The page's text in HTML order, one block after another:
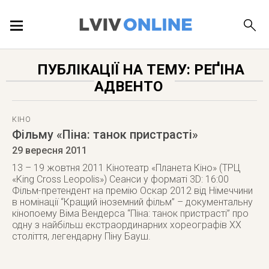
ПУБЛІКАЦІЇ
ДОВІДКА
ПУБЛІКАЦІЇ НА ТЕМУ: РЕҐІНА
АДВЕНТО
КІНО
Фільму «Піна: танок пристрасті»
29 вересня 2011
13 – 19 жовтня 2011 Кінотеатр «Планета Кіно» (ТРЦ
«King Cross Leopolis») Сеанси у форматі 3D: 16:00
Фільм-претендент на премію Оскар 2012 від Німеччини
в номінації “Кращий іноземний фільм” – документальну
кінопоему Віма Вендерса “Піна: танок пристрасті” про
одну з найбільш екстраординарних хореографів ХХ
століття, легендарну Піну Бауш.